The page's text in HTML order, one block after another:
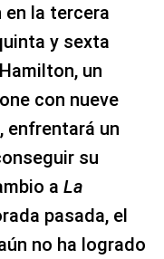
en la tercera
y sexta
un
con nueve
enfrentará un
su
a La
pasada, el
no ha logrado